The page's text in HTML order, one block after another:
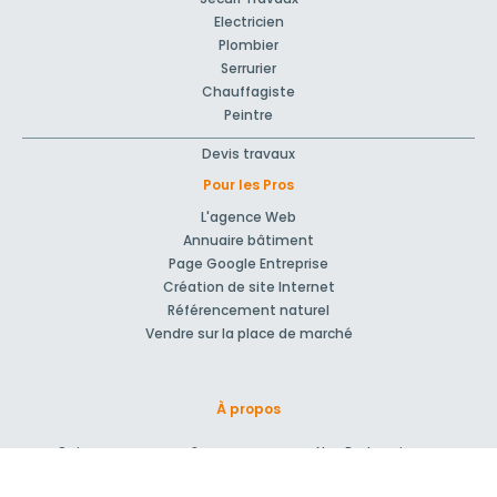
Electricien
Plombier
Serrurier
Chauffagiste
Peintre
Devis travaux
Pour les Pros
L'agence Web
Annuaire bâtiment
Page Google Entreprise
Création de site Internet
Référencement naturel
Vendre sur la place de marché
À propos
Qui sommes-nous ?
Nos Partenaires